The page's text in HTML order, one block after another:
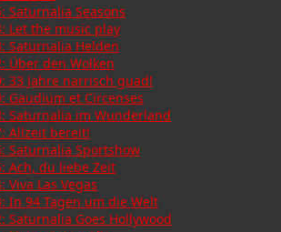
Saturnalia Seasons
Let the music play
Saturnalia Helden
Über den Wolken
33 Jahre narrisch guad!
Gaudium et Circenses
Saturnalia im Wunderland
Allzeit bereit!
Saturnalia Sportshow
Ach, du liebe Zeit
Viva Las Vegas
In 94 Tagen um die Welt
Saturnalia Goes Hollywood